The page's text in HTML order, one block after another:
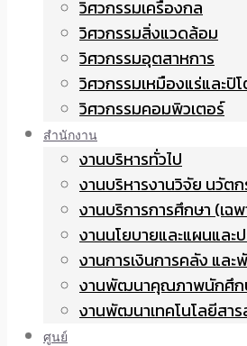
วิศวกรรมเครื่องกล
วิศวกรรมสิ่งแวดล้อม
วิศวกรรมอุตสาหการ
วิศวกรรมเหมืองแร่และปิ
วิศวกรรมคอมพิวเตอร์
สำนักงาน
งานบริหารทั่วไป
งานบริหารงานวิจัย นวัต
งานบริการการศึกษา (เฉ
งานนโยบายและแผนแล
งานการเงินการคลัง และ
งานพัฒนาคุณภาพนักศึก
งานพัฒนาเทคโนโลยีสาร
ศูนย์